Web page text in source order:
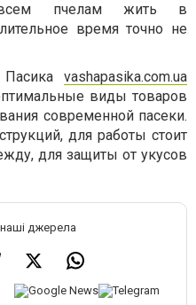
всем пчелам жить в
время точно не
vashapasika.com.ua
виды товаров
современной пасеки.
для работы стоит
для защиты от укусов
наші джерела